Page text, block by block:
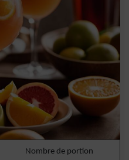
Nombre de portion